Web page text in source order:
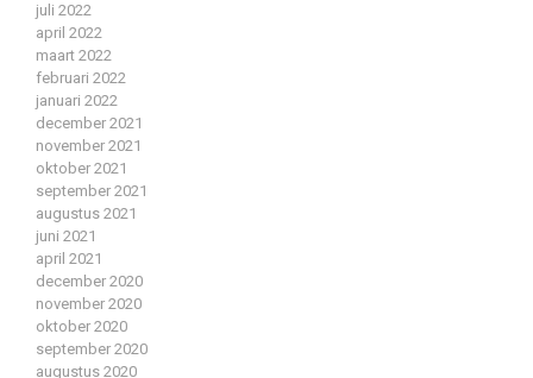
juli 2022
april 2022
maart 2022
februari 2022
januari 2022
december 2021
november 2021
oktober 2021
september 2021
augustus 2021
juni 2021
april 2021
december 2020
november 2020
oktober 2020
september 2020
augustus 2020